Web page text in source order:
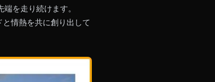
を走り続けます。
情熱を共に創り出して